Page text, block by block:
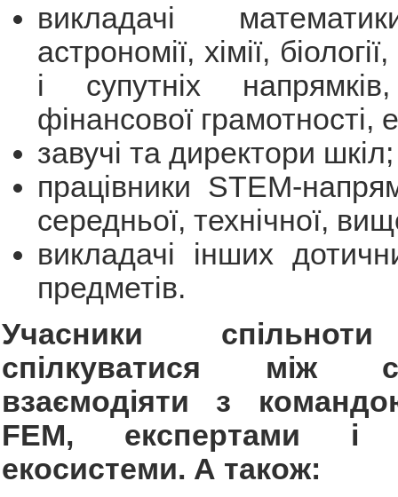
викладачі
астрономії, хімії,
і супутніх
фінансової грамотності,
завучі та директори шкіл;
працівники STEM-
середньої, технічної,
викладачі інших
предметів.
Учасники
спілкуватися між
взаємодіяти з
FEM, експертами і
екосистеми. А також: